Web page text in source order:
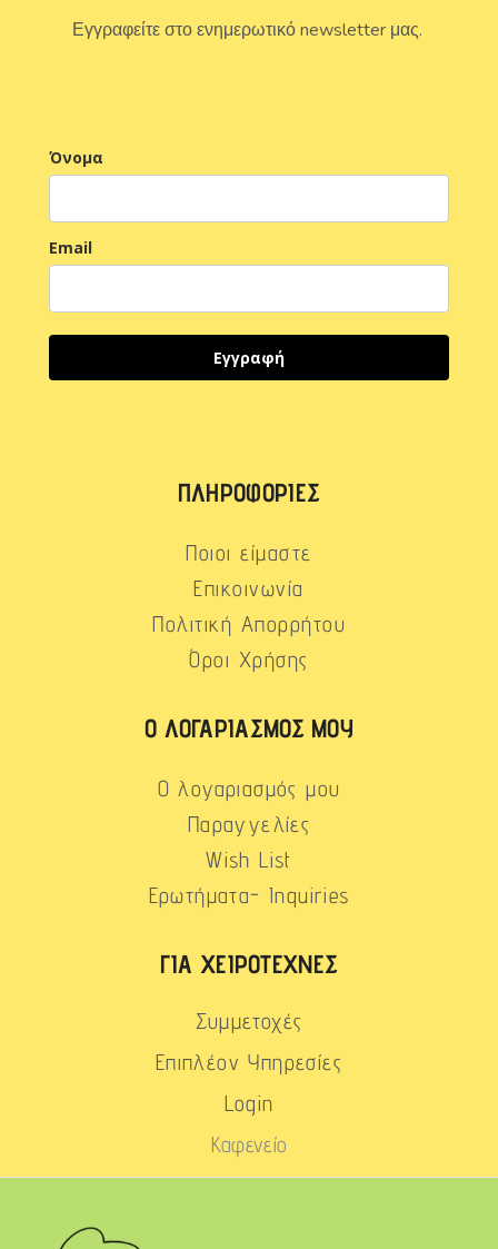
Εγγραφείτε στο ενημερωτικό newsletter μας.
Όνομα
Email
Εγγραφή
ΠΛΗΡΟΦΟΡΊΕΣ
Ποιοι είμαστε
Επικοινωνία
Πολιτική Απορρήτου
Όροι Χρήσης
Ο ΛΟΓΑΡΙΑΣΜΌΣ ΜΟΥ
Ο λογαριασμός μου
Παραγγελίες
Wish List
Ερωτήματα- Inquiries
ΓΙΑ ΧΕΙΡΟΤΈΧΝΕΣ
Συμμετοχές
Επιπλέον Υπηρεσίες
Login
Καφενείο